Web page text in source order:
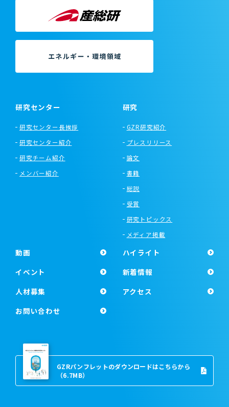
研究センター
研究センター長挨拶
研究センター紹介
研究チーム紹介
メンバー紹介
研究
GZR研究紹介
プレスリリース
論文
書籍
総説
受賞
研究トピックス
メディア掲載
動画
ハイライト
イベント
新着情報
人材募集
アクセス
お問い合わせ
GZRパンフレットのダウンロードはこちらから
（6.7MB）